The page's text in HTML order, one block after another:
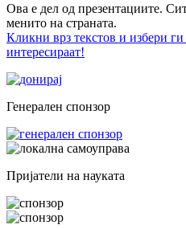
Ова е дел од презентациите.
менито на страната.
Кликни врз текстов и избери
интересираат!
Генерален спонзор
Пријатели на науката